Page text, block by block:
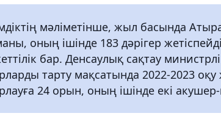
мәліметінше, жыл басында
оның ішінде 183 дәрігер
бар. Денсаулық сақтау
тарту мақсатында 2022-2023
24 орын, оның ішінде екі акушер-